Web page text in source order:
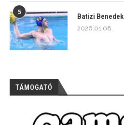
5
Batizi Benedek
2026.01.08.
TÁMOGATÓ